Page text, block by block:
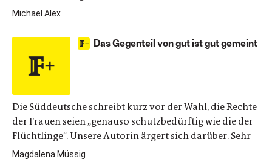
Michael Alex
Das Gegenteil von gut ist gut gemeint
Die Süddeutsche schreibt kurz vor der Wahl, die Rechte
der Frauen seien „genauso schutzbedürftig wie die der
Flüchtlinge“. Unsere Autorin ärgert sich darüber. Sehr
Magdalena Müssig